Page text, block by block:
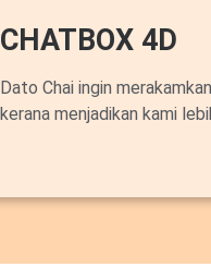
CHATBOX 4D
Dato Chai ingin
kerana menjadikan kami